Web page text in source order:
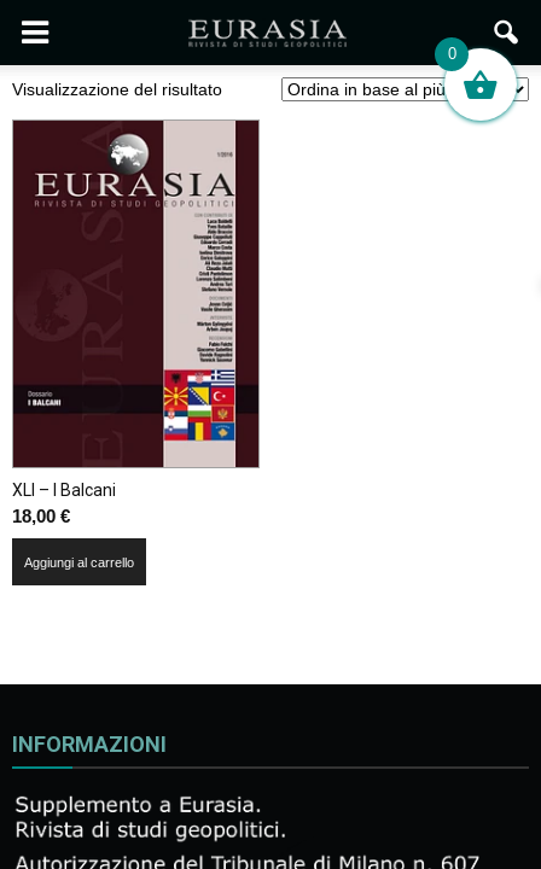
Visualizzazione del risultato
XLI – I Balcani
18,00 €
Aggiungi al carrello
INFORMAZIONI
0